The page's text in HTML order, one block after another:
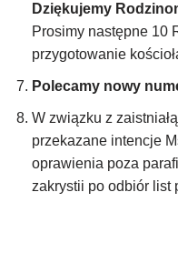
Dziękujemy
Prosimy następne 10
przygotowanie
Polecamy nowy
W związku z
przekazane intencje
oprawienia poza
zakrystii po odbiór list